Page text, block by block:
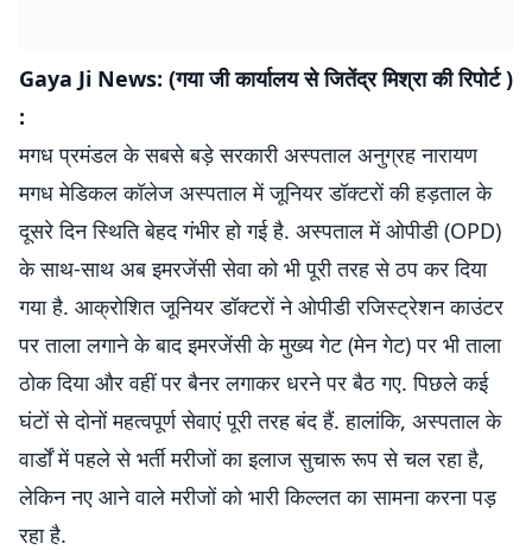
Gaya Ji News: (गया जी कार्यालय से जितेंद्र मिश्रा की रिपोर्ट )
:
मगध प्रमंडल के सबसे बड़े सरकारी अस्पताल अनुग्रह नारायण
मगध मेडिकल कॉलेज अस्पताल में जूनियर डॉक्टरों की हड़ताल के
दूसरे दिन स्थिति बेहद गंभीर हो गई है. अस्पताल में ओपीडी (OPD)
के साथ-साथ अब इमरजेंसी सेवा को भी पूरी तरह से ठप कर दिया
गया है. आक्रोशित जूनियर डॉक्टरों ने ओपीडी रजिस्ट्रेशन काउंटर
पर ताला लगाने के बाद इमरजेंसी के मुख्य गेट (मेन गेट) पर भी ताला
ठोक दिया और वहीं पर बैनर लगाकर धरने पर बैठ गए. पिछले कई
घंटों से दोनों महत्वपूर्ण सेवाएं पूरी तरह बंद हैं. हालांकि, अस्पताल के
वार्डों में पहले से भर्ती मरीजों का इलाज सुचारू रूप से चल रहा है,
लेकिन नए आने वाले मरीजों को भारी किल्लत का सामना करना पड़
रहा है.